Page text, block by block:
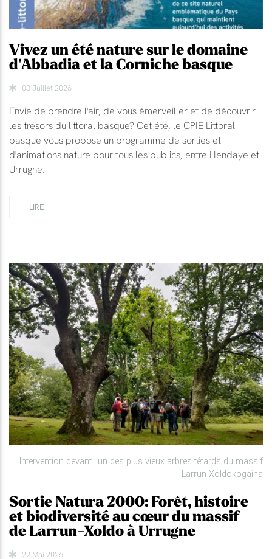
Vivez un été nature sur le domaine
d'Abbadia et la Corniche basque
| 03 Juillet 2026
Envie de prendre l'air, de vous émerveiller et de découvrir
les trésors du littoral basque? Cet été, le CPIE Littoral
basque vous propose un programme de sorties et
d'animations nature pour tous les publics, entre Hendaye et
Urrugne.
LIRE
Intervention devant l'un des plus vieux arbres têtards du massif
Larrun-Xoldokogaina
Sortie Natura 2000: Forêt, histoire
et biodiversité au cœur du massif
de Larrun-Xoldo à Urrugne
| 22 Mai 2026